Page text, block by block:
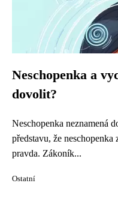
Neschopenka a
dovolit?
Neschopenka neznamená
představu, že
pravda. Zákoník...
Ostatní